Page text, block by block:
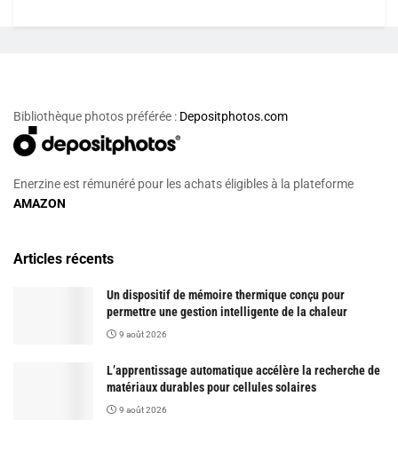
Bibliothèque photos préférée : Depositphotos.com
Enerzine est rémunéré pour les achats éligibles à la plateforme
AMAZON
Articles récents
Un dispositif de mémoire thermique conçu pour
permettre une gestion intelligente de la chaleur
9 août 2026
L’apprentissage automatique accélère la recherche de
matériaux durables pour cellules solaires
9 août 2026